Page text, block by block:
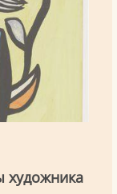
художника